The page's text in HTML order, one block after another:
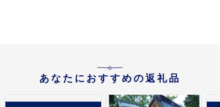
あなたにおすすめの返礼品